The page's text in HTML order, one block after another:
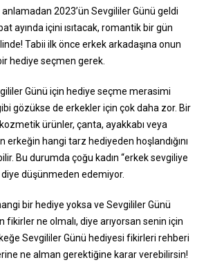
anlamadan 2023’ün Sevgililer Günü geldi
ayında içini ısıtacak, romantik bir gün
Tabii ilk önce erkek arkadaşına onun
hediye seçmen gerek.
Günü için hediye seçme merasimi
gözükse de erkekler için çok daha zor. Bir
ürünler, çanta, ayakkabı veya
erkeğin hangi tarz hediyeden hoşlandığını
Bu durumda çoğu kadın “erkek sevgiliye
diye düşünmeden edemiyor.
bir hediye yoksa ve Sevgililer Günü
fikirler ne olmalı, diye arıyorsan senin için
Sevgililer Günü hediyesi fikirleri rehberi
ne alman gerektiğine karar verebilirsin!